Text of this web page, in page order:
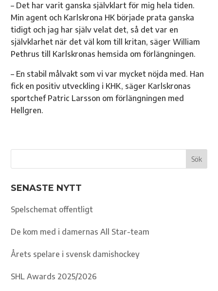
– Det har varit ganska självklart för mig hela tiden.
Min agent och Karlskrona HK började prata ganska
tidigt och jag har själv velat det, så det var en
självklarhet när det väl kom till kritan, säger William
Pethrus till Karlskronas hemsida om förlängningen.
– En stabil målvakt som vi var mycket nöjda med. Han
fick en positiv utveckling i KHK, säger Karlskronas
sportchef Patric Larsson om förlängningen med
Hellgren.
SENASTE NYTT
Spelschemat offentligt
De kom med i damernas All Star-team
Årets spelare i svensk damishockey
SHL Awards 2025/2026